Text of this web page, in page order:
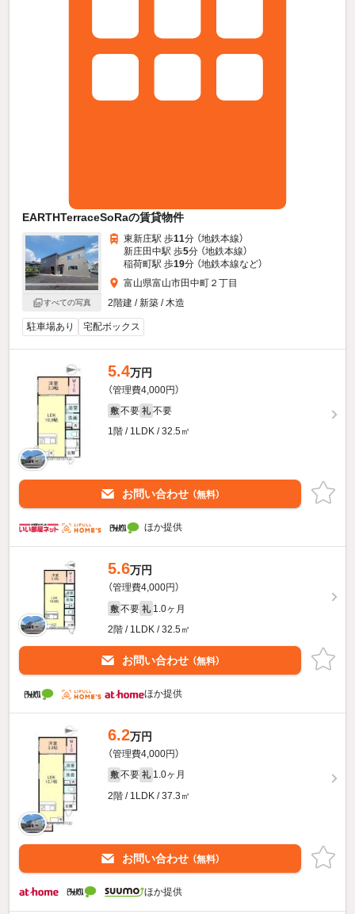
EARTHTerraceSoRaの賃貸物件
すべての写真
東新庄駅 歩11分 （地鉄本線）
新庄田中駅 歩5分 （地鉄本線）
稲荷町駅 歩19分 （地鉄本線など）
富山県富山市田中町２丁目
2階建 / 新築 / 木造
駐車場あり 宅配ボックス
5.4万円
（管理費4,000円）
敷 不要 礼 不要
1階 / 1LDK / 32.5㎡
お問い合わせ （無料）
ほか提供
5.6万円
（管理費4,000円）
敷 不要 礼 1.0ヶ月
2階 / 1LDK / 32.5㎡
お問い合わせ （無料）
ほか提供
6.2万円
（管理費4,000円）
敷 不要 礼 1.0ヶ月
2階 / 1LDK / 37.3㎡
お問い合わせ （無料）
ほか提供